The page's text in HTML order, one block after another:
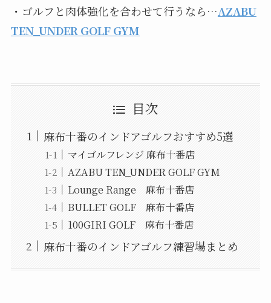
・ゴルフと肉体強化を合わせて行うなら…AZABU
TEN_UNDER GOLF GYM
目次
麻布十番のインドアゴルフおすすめ5選
マイゴルフレンジ 麻布十番店
AZABU TEN_UNDER GOLF GYM
Lounge Range 麻布十番店
BULLET GOLF 麻布十番店
100GIRI GOLF 麻布十番店
麻布十番のインドアゴルフ練習場まとめ